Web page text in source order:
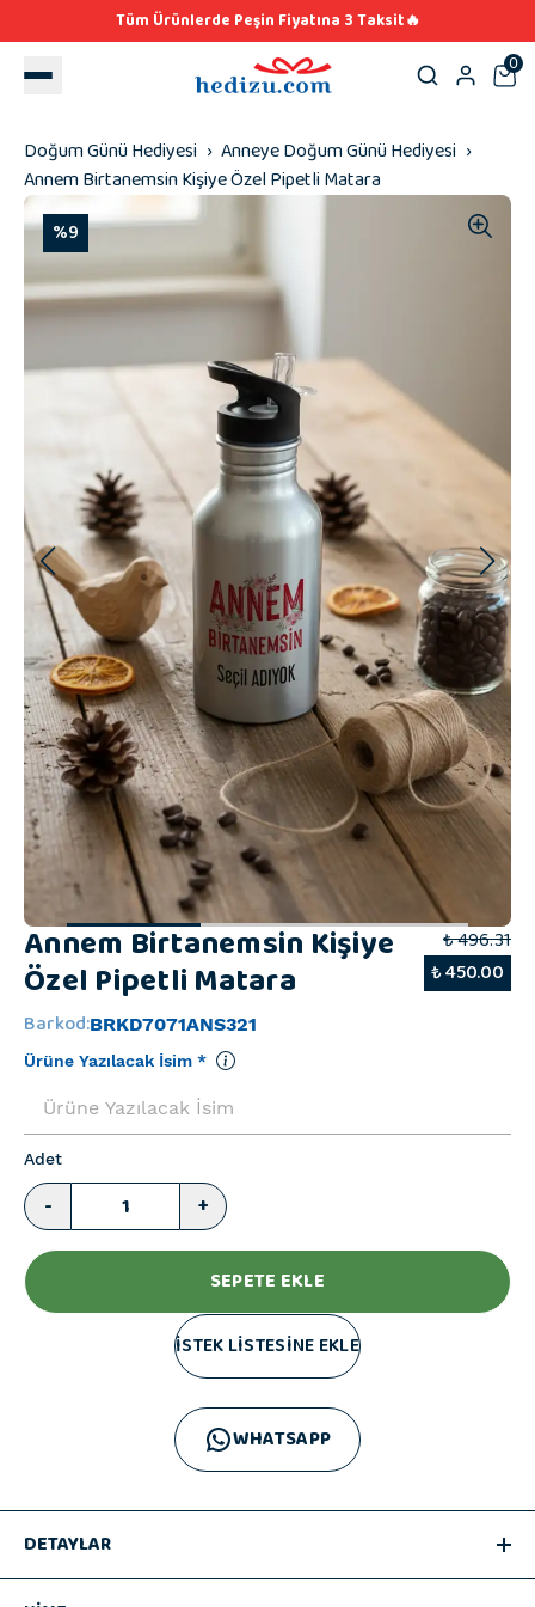
Tüm Ürünlerde Peşin Fiyatına 3 Taksit🔥
0
Doğum Günü Hediyesi
Anneye Doğum Günü Hediyesi
Annem Birtanemsin Kişiye Özel Pipetli Matara
%9
Annem Birtanemsin Kişiye
Özel Pipetli Matara
₺ 496.31
₺ 450.00
Barkod:BRKD7071ANS321
Ürüne Yazılacak İsim *
Adet
- +
SEPETE EKLE
İSTEK LİSTESİNE EKLE
WHATSAPP
DETAYLAR